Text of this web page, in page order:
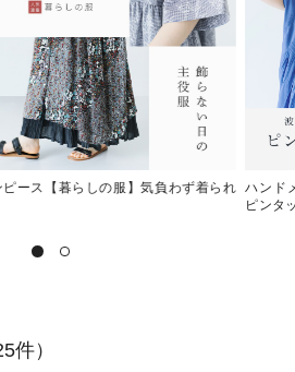
ース【暮らしの服】気負わず着られ ハンド
ピンタ
件）